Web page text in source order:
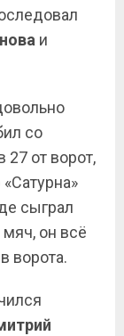
и
со
27 от ворот,
сыграл
он всё
ворота.